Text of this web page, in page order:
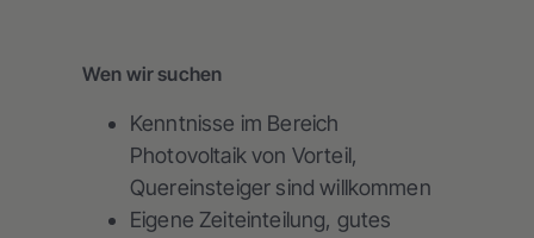
Wen wir suchen
Kenntnisse im Bereich
Photovoltaik von Vorteil,
Quereinsteiger sind willkommen
Eigene Zeiteinteilung, gutes